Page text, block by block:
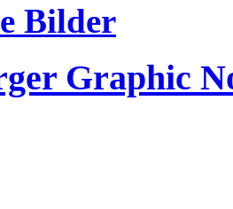
Bilder
Graphic